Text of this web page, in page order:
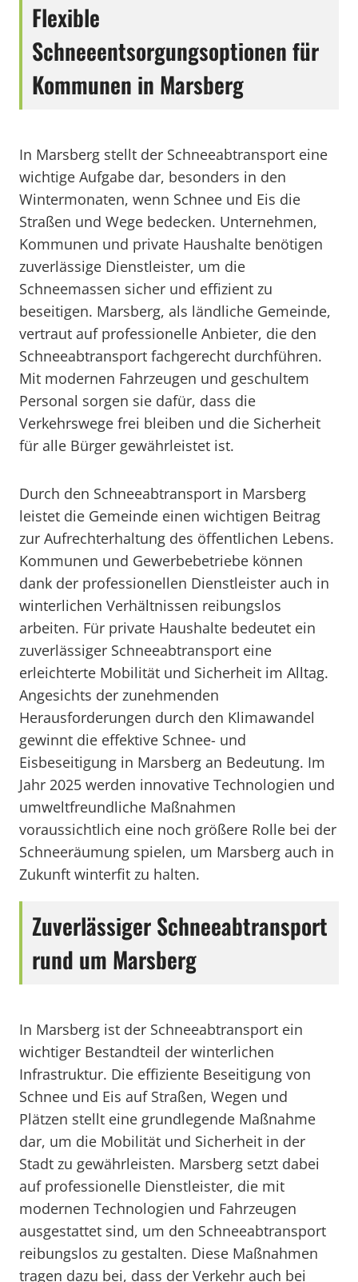
Flexible
Schneeentsorgungsoptionen für
Kommunen in Marsberg
In Marsberg stellt der Schneeabtransport eine
wichtige Aufgabe dar, besonders in den
Wintermonaten, wenn Schnee und Eis die
Straßen und Wege bedecken. Unternehmen,
Kommunen und private Haushalte benötigen
zuverlässige Dienstleister, um die
Schneemassen sicher und effizient zu
beseitigen. Marsberg, als ländliche Gemeinde,
vertraut auf professionelle Anbieter, die den
Schneeabtransport fachgerecht durchführen.
Mit modernen Fahrzeugen und geschultem
Personal sorgen sie dafür, dass die
Verkehrswege frei bleiben und die Sicherheit
für alle Bürger gewährleistet ist.
Durch den Schneeabtransport in Marsberg
leistet die Gemeinde einen wichtigen Beitrag
zur Aufrechterhaltung des öffentlichen Lebens.
Kommunen und Gewerbebetriebe können
dank der professionellen Dienstleister auch in
winterlichen Verhältnissen reibungslos
arbeiten. Für private Haushalte bedeutet ein
zuverlässiger Schneeabtransport eine
erleichterte Mobilität und Sicherheit im Alltag.
Angesichts der zunehmenden
Herausforderungen durch den Klimawandel
gewinnt die effektive Schnee- und
Eisbeseitigung in Marsberg an Bedeutung. Im
Jahr 2025 werden innovative Technologien und
umweltfreundliche Maßnahmen
voraussichtlich eine noch größere Rolle bei der
Schneeräumung spielen, um Marsberg auch in
Zukunft winterfit zu halten.
Zuverlässiger Schneeabtransport
rund um Marsberg
In Marsberg ist der Schneeabtransport ein
wichtiger Bestandteil der winterlichen
Infrastruktur. Die effiziente Beseitigung von
Schnee und Eis auf Straßen, Wegen und
Plätzen stellt eine grundlegende Maßnahme
dar, um die Mobilität und Sicherheit in der
Stadt zu gewährleisten. Marsberg setzt dabei
auf professionelle Dienstleister, die mit
modernen Technologien und Fahrzeugen
ausgestattet sind, um den Schneeabtransport
reibungslos zu gestalten. Diese Maßnahmen
tragen dazu bei, dass der Verkehr auch bei